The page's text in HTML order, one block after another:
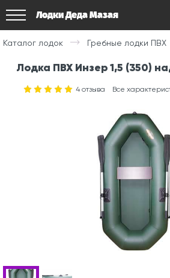
Лодки Деда Мазая
Каталог лодок Гребные лодки ПВХ
Лодка ПВХ Инзер 1,5 (350)
4 отзыва Все